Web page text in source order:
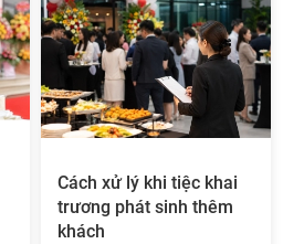
Cách xử lý khi tiệc khai
trương phát sinh thêm
khách